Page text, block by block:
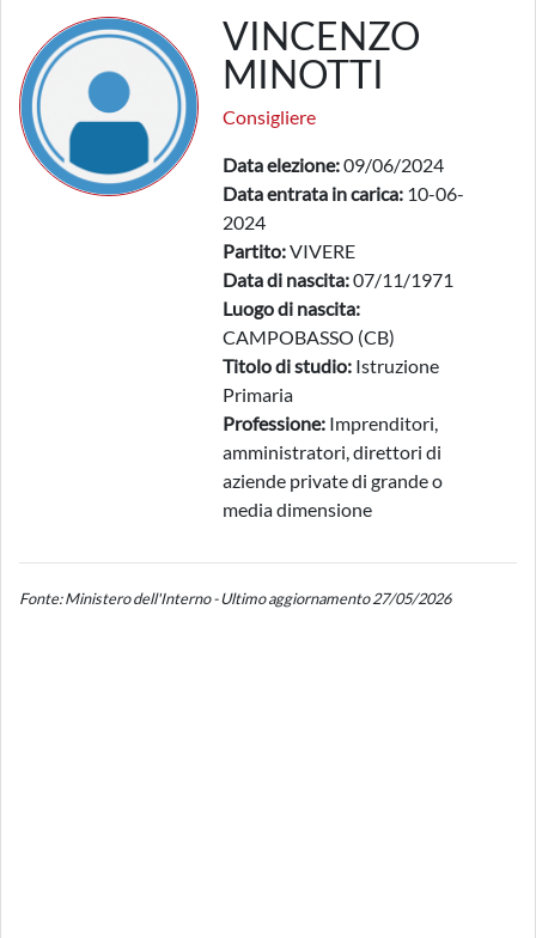
VINCENZO
MINOTTI
Consigliere
Data elezione:09/06/2024
Data entrata in carica: 10-06-
2024
Partito:VIVERE
Data di nascita:07/11/1971
Luogo di nascita:
CAMPOBASSO (CB)
Titolo di studio: Istruzione
Primaria
Professione: Imprenditori,
amministratori, direttori di
aziende private di grande o
media dimensione
Fonte: Ministero dell'Interno - Ultimo aggiornamento 27/05/2026